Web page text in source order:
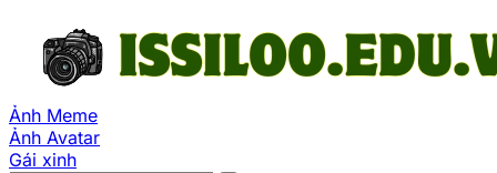
Ảnh Meme
Ảnh Avatar
Gái xinh